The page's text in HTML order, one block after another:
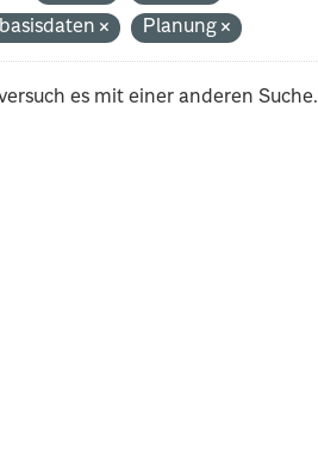
Planung
es mit einer anderen Suche.